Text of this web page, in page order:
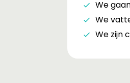
We
We
We zijn